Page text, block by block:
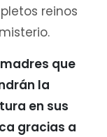
reinos
que
la
en sus
gracias a